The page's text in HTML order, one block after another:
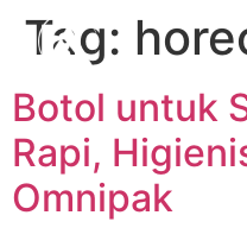
Tag:
Botol untuk
Rapi,
Omnipak